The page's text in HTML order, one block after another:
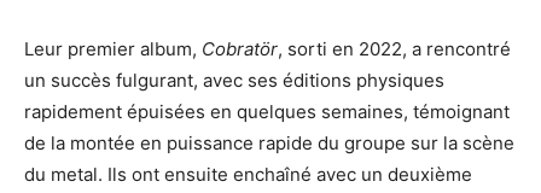
Leur premier album, Cobratör, sorti en 2022, a rencontré
un succès fulgurant, avec ses éditions physiques
rapidement épuisées en quelques semaines, témoignant
de la montée en puissance rapide du groupe sur la scène
du metal. Ils ont ensuite enchaîné avec un deuxième